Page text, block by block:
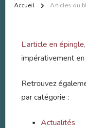
Accueil Articles du
L’article en épingle,
impérativement
Retrouvez
par catégorie :
Actualités